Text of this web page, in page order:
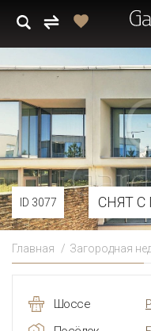
ID 3077 СНЯТ
Главная Загородная
Шоссе